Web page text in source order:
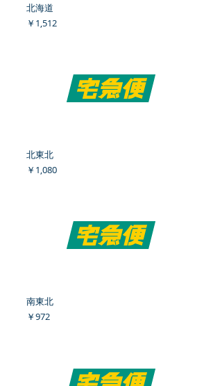
北海道
価格
￥1,512
北東北
価格
￥1,080
南東北
価格
￥972